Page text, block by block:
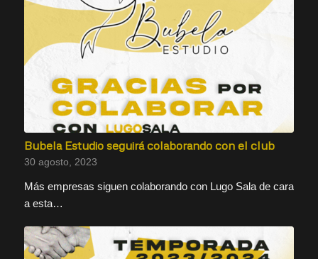
Bubela Estudio seguirá colaborando con el club
30 agosto, 2023
Más empresas siguen colaborando con Lugo Sala de cara
a esta…